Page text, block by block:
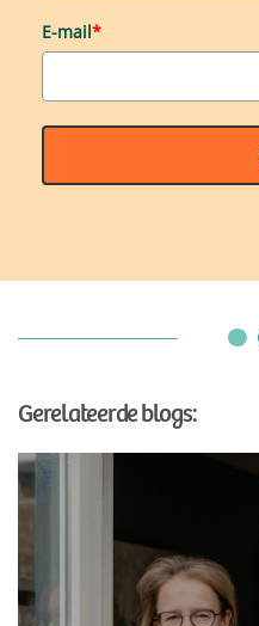
E-mail*
Gerelateerde blogs: